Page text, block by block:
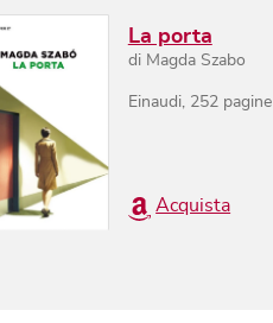
La porta
di Magda Szabo
Einaudi, 252 pagine
Acquista